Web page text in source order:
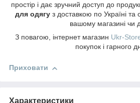
простір і дає зручний доступ до
для одягу з доставкою по Україні та
вашому магазині чи
З повагою, інтернет магазин Ukr-
покупок і гарного
Приховати
Характеристики